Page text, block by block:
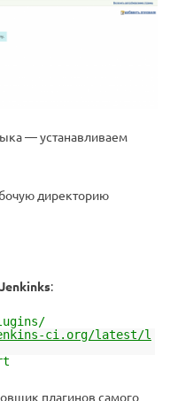
— устанавливаем
директорию
Jenkinks:
ci.org/latest/l
плагинов самого